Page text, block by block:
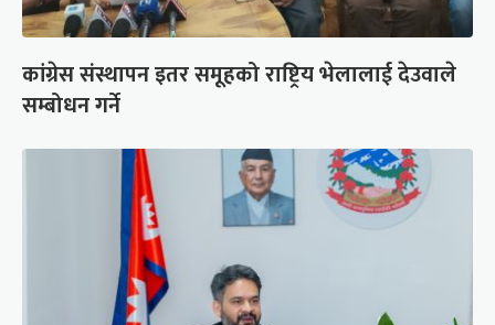
कांग्रेस संस्थापन इतर समूहको राष्ट्रिय भेलालाई देउवाले
सम्बोधन गर्ने